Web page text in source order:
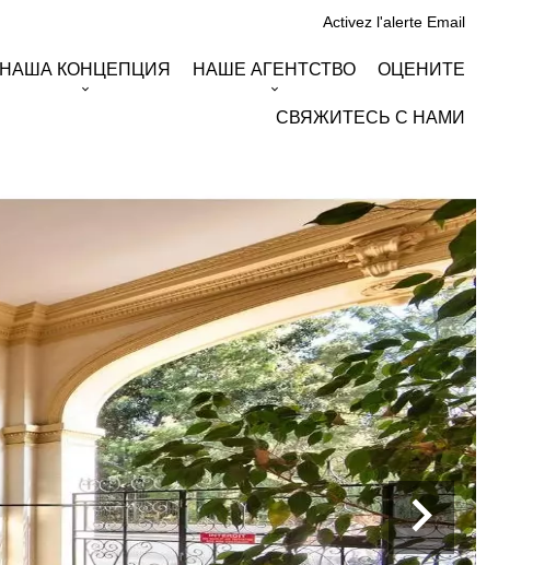
Activez l'alerte Email
НАША КОНЦЕПЦИЯ НАШЕ АГЕНТСТВО ОЦЕНИТЕ
СВЯЖИТЕСЬ С НАМИ